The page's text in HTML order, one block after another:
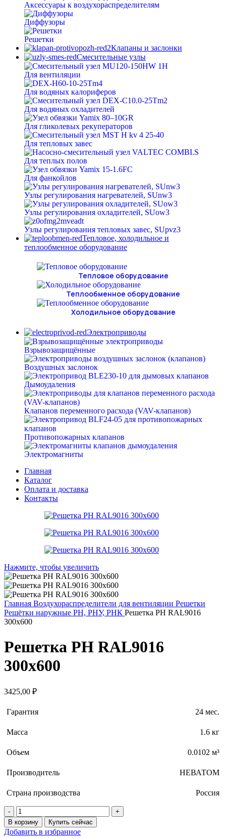
Аксессуары к воздухораспределителям
Диффузоры
Решетки
Клапаны и заслонки
Смесительные узлы
Для вентиляции
Для водяных калориферов
Для водяных охладителей
Для гликолевых рекуператоров
Для тепловых завес
Для теплых полов
Для фанкойлов
Узлы регулирования нагревателей, SUnw3
Узлы регулирования охладителей, SUow3
Узлы регулирования тепловых завес, SUpvz3
Тепловое, холодильное и
теплообменное оборудование
Тепловое оборудование
Теплообменное оборудование
Холодильное оборудование
Электроприводы
Взрывозащищённые
Воздушных заслонок
Дымоудаления
Клапанов переменного расхода (VAV-клапанов)
Противопожарных клапанов
Электромагниты
Главная
Каталог
Оплата и доставка
Контакты
Нажмите, чтобы увеличить
Главная Воздухораспределители для вентиляции Решетки
Решётки наружные РН, РНУ, РНК Решетка РН RAL9016
300х600
Решетка РН RAL9016
300х600
3425,00 ₽
Гарантия 24 мес.
Масса 1.6 кг
Объем 0.0102 м³
Производитель НЕВАТОМ
Страна производства Россия
В корзину Купить сейчас
Добавить в избранное